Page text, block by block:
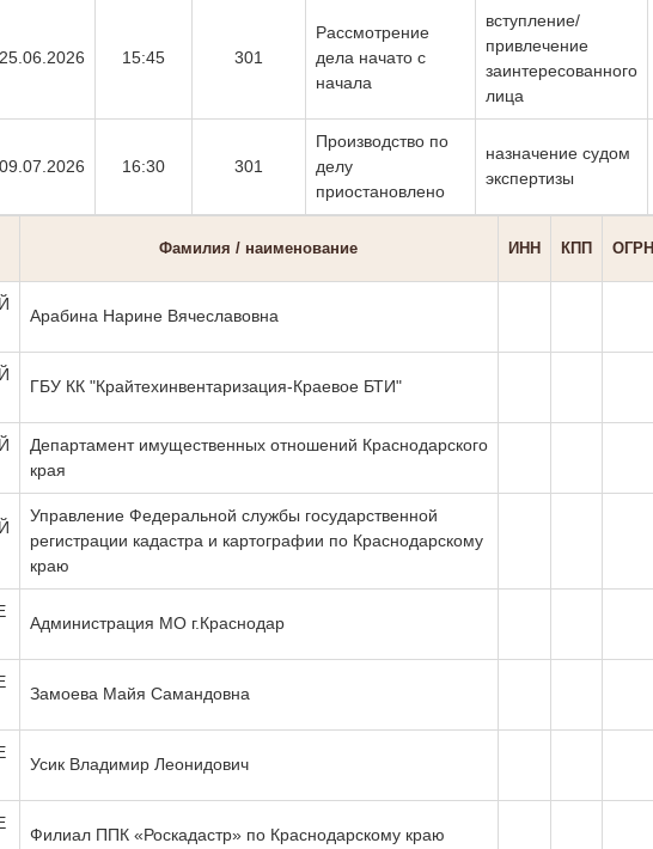
25.06.2026 15:45 301
Рассмотрение
дела начато с
начала
вступление/
привлечение
заинтересованного
лица
09.07.2026 16:30 301
Производство по
делу
приостановлено
назначение судом
экспертизы
Фамилия / наименование ИНН КПП ОГРН
Арабина Нарине Вячеславовна
ГБУ КК "Крайтехинвентаризация-Краевое БТИ"
Департамент имущественных отношений Краснодарского
края
Управление Федеральной службы государственной
регистрации кадастра и картографии по Краснодарскому
краю
Администрация МО г.Краснодар
Замоева Майя Самандовна
Усик Владимир Леонидович
Филиал ППК «Роскадастр» по Краснодарскому краю